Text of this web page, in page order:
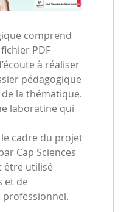
comprend
PDF
à réaliser
pédagogique
la thématique.
laboratine qui
le cadre du projet
Cap Sciences
être utilisé
et de